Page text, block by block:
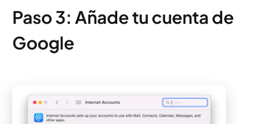
Paso 3: Añade tu cuenta de
Google